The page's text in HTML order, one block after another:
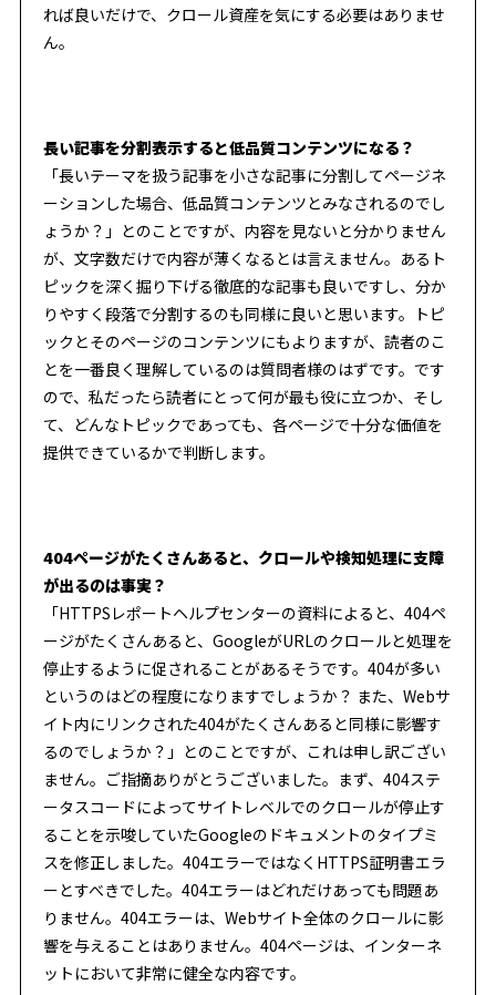
れば良いだけで、クロール資産を気にする必要はありませ
ん。
長い記事を分割表示すると低品質コンテンツになる？
「長いテーマを扱う記事を小さな記事に分割してページネ
ーションした場合、低品質コンテンツとみなされるのでし
ょうか？」とのことですが、内容を見ないと分かりません
が、文字数だけで内容が薄くなるとは言えません。あるト
ピックを深く掘り下げる徹底的な記事も良いですし、分か
りやすく段落で分割するのも同様に良いと思います。トピ
ックとそのページのコンテンツにもよりますが、読者のこ
とを一番良く理解しているのは質問者様のはずです。です
ので、私だったら読者にとって何が最も役に立つか、そし
て、どんなトピックであっても、各ページで十分な価値を
提供できているかで判断します。
404ページがたくさんあると、クロールや検知処理に支障
が出るのは事実？
「HTTPSレポートヘルプセンターの資料によると、404ペ
ージがたくさんあると、GoogleがURLのクロールと処理を
停止するように促されることがあるそうです。404が多い
というのはどの程度になりますでしょうか？ また、Webサ
イト内にリンクされた404がたくさんあると同様に影響す
るのでしょうか？」とのことですが、これは申し訳ござい
ません。ご指摘ありがとうございました。まず、404ステ
ータスコードによってサイトレベルでのクロールが停止す
ることを示唆していたGoogleのドキュメントのタイプミ
スを修正しました。404エラーではなくHTTPS証明書エラ
ーとすべきでした。404エラーはどれだけあっても問題あ
りません。404エラーは、Webサイト全体のクロールに影
響を与えることはありません。404ページは、インターネ
ットにおいて非常に健全な内容です。